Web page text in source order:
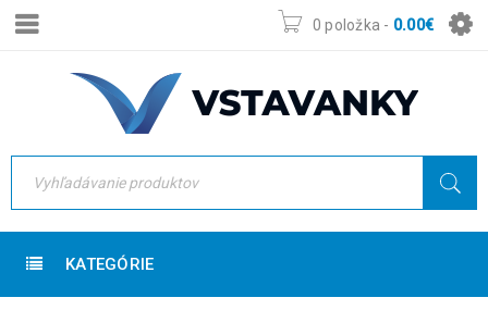
0 položka - 0.00€
KATEGÓRIE